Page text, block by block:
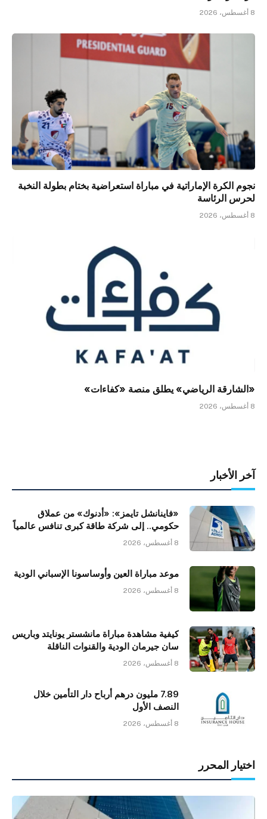
8 أغسطس، 2026
نجوم الكرة الإماراتية في مباراة استعراضية بختام بطولة النخبة
لحرس الرئاسة
8 أغسطس، 2026
«الشارقة الرياضي» يطلق منصة «كفاءات»
8 أغسطس، 2026
آخر الأخبار
«فاينانشل تايمز»: «أدنوك» من عملاق
حكومي.. إلى شركة طاقة كبرى تنافس عالمياً
8 أغسطس، 2026
موعد مباراة العين وأوساسونا الإسباني الودية
8 أغسطس، 2026
كيفية مشاهدة مباراة مانشستر يونايتد وباريس
سان جيرمان الودية والقنوات الناقلة
8 أغسطس، 2026
7.89 مليون درهم أرباح دار التأمين خلال
النصف الأول
8 أغسطس، 2026
اختيار المحرر